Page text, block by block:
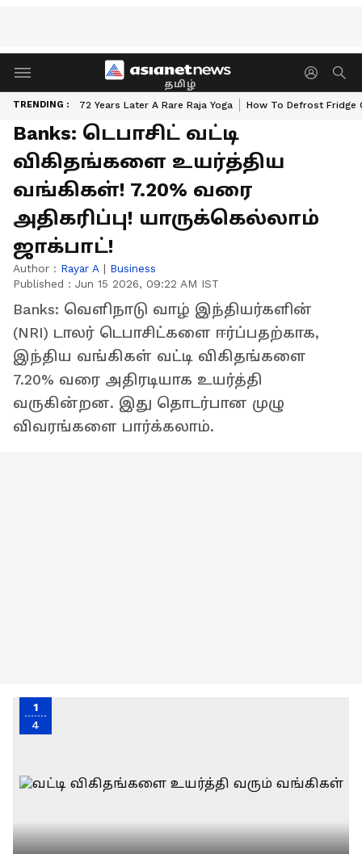
தமிழ்
TRENDING : 72 Years Later A Rare Raja Yoga How To Defrost Fridge
Banks: டெபாசிட் வட்டி
விகிதங்களை உயர்த்திய
வங்கிகள்! 7.20% வரை
அதிகரிப்பு! யாருக்கெல்லாம்
ஜாக்பாட்!
Author : Rayar A | Business
Published : Jun 15 2026, 09:22 AM IST
Banks: வெளிநாடு வாழ் இந்தியர்களின்
(NRI) டாலர் டெபாசிட்களை ஈர்ப்பதற்காக,
இந்திய வங்கிகள் வட்டி விகிதங்களை
7.20% வரை அதிரடியாக உயர்த்தி
வருகின்றன. இது தொடர்பான முழு
விவரங்களை பார்க்கலாம்.
1
4